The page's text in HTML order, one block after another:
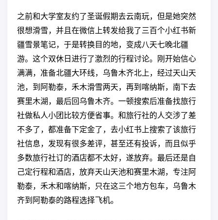
之前和大学室友约了圣诞假期去云南玩，但是她突然
很想滑雪，并且在微信上转发给我了三百个小红书新
疆雪景笔记，于是转换目的地，变成八天七晚北疆
游。这个双休日进行了激烈的行程讨论。刚开始信心
满满，准备北疆大环线，乌鲁木齐北上，经过天山天
池，到阿勒泰，禾木滑雪两天，再到喀纳斯，南下去
赛里木湖，最后回乌鲁木齐。一顿搜索后准备找旅行
社做私人小团比较方便省事。和旅行社的人交涉了差
不多了，都准备下定金了，去小红书上搜索了该旅行
社信息，发现有很多差评，甚至还有投诉，而且似乎
多数旅行社订的酒店都不太好，遂放弃。最后还是自
己定行程和酒店，放弃天山天池和赛里木湖，专注阿
勒泰，禾木和喀纳斯，只在这三个地方包车，乌鲁木
齐到阿勒泰的路程选择飞机。